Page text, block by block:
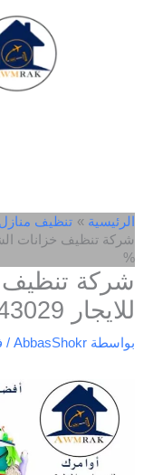
الرئيسية
تنظيف منازل
%
شركة تنظيف
للايجار 01003143029 – خصم 45 %
بواسطة AbbasShokr
/